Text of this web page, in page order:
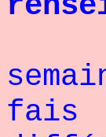
fais